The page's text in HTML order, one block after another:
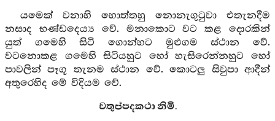
යමෙක් වනාහි හොත්තහු නොනැගුටුවා එතැනදීම
නසාද භණ්ඩදෙය්‍ය වේ. මනාකොට වට කළ දොරකින්
යුත් ගමෙහි සිටි ගොන්හට මුළුගම ස්ථාන වේ.
වටනොකළ ගමෙහි සිටියහුට හෝ හැසිරෙන්නහුට හෝ
පාවලින් පෑගූ තැනම ස්ථාන වේ. කොටලු සිවුපා ආදීන්
අතුරෙහිද මේ විදියම වේ.
චතුප්පදකථා නිමි.